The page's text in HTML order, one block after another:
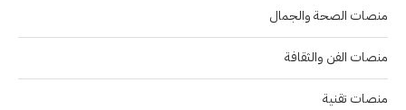
منصات الصحة والجمال
منصات الفن والثقافة
منصات تقنية